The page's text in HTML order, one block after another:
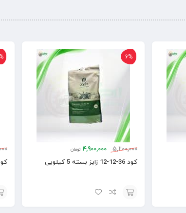
6%
5,200,000
4,900,000 تومان
کود 36-12-12 زایز بسته 5 کیلویی